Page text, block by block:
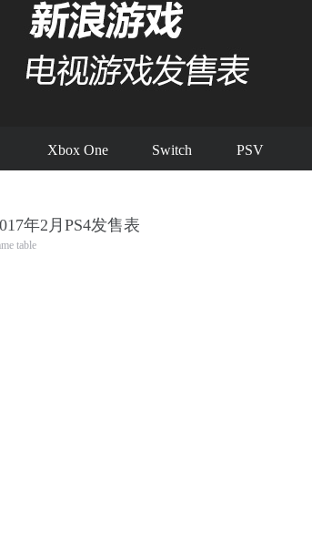
Xbox One Switch PSV
年2月PS4发售表
table